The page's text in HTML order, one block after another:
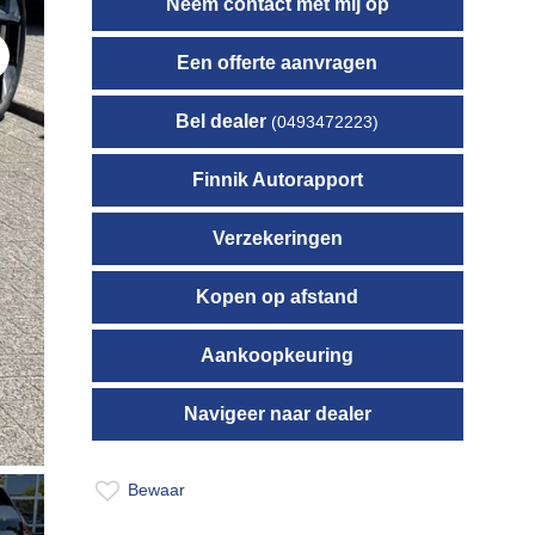
Neem contact met mij op
Een offerte aanvragen
Bel dealer (0493472223)
Finnik Autorapport
Verzekeringen
Kopen op afstand
Aankoopkeuring
Navigeer naar dealer
Bewaar